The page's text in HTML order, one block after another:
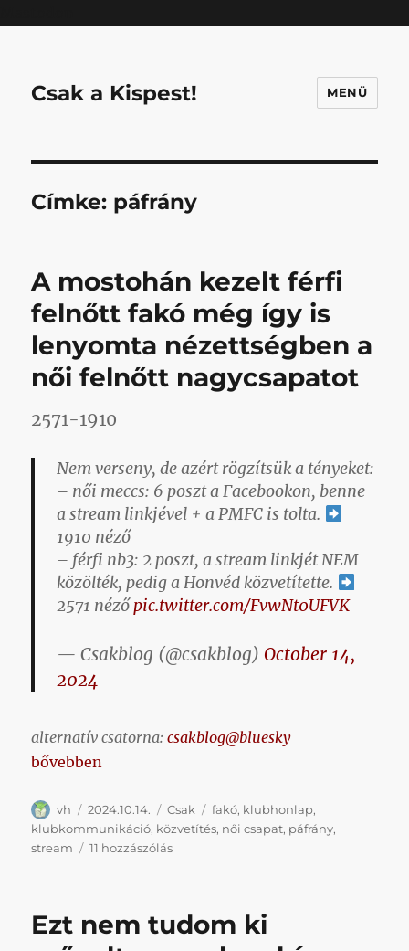
Csak a Kispest! MENÜ
Címke: páfrány
A mostohán kezelt férfi
felnőtt fakó még így is
lenyomta nézettségben a
női felnőtt nagycsapatot
2571-1910
Nem verseny, de azért rögzítsük a tényeket:
– női meccs: 6 poszt a Facebookon, benne
a stream linkjével + a PMFC is tolta.
1910 néző
– férfi nb3: 2 poszt, a stream linkjét NEM
közölték, pedig a Honvéd közvetítette.
2571 nézőpic.twitter.com/FvwNt0UFVK
— Csakblog (@csakblog) October 14,
2024
alternatív csatorna:csakblog@bluesky
„A mostohán kezelt férfi felnőtt fakó még így is
bővebben
Szerző
vh Közzétéve
2024.10.14. Kategória
Csak Címke
fakó, klubhonlap,
klubkommunikáció, közvetítés, női csapat, páfrány,
stream
11 hozzászólásA
felnőtt
Ezt nem tudom ki